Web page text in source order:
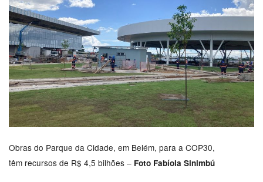
Obras do Parque da Cidade, em Belém, para a COP30,
têm recursos de R$ 4,5 bilhões – Foto Fabíola Sinimbú